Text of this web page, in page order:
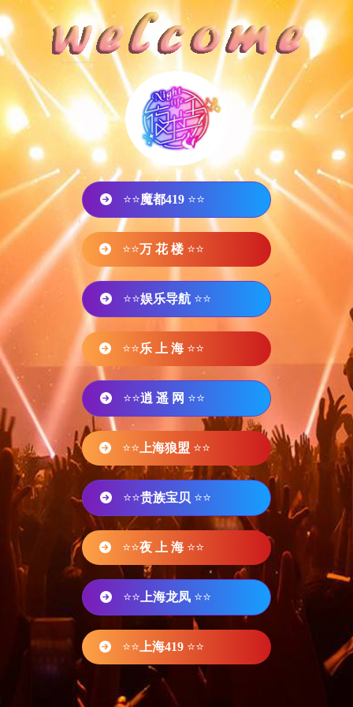
⭐⭐魔都419 ⭐⭐
⭐⭐万 花 楼 ⭐⭐
⭐⭐娱乐导航 ⭐⭐
⭐⭐乐 上 海 ⭐⭐
⭐⭐逍 遥 网 ⭐⭐
⭐⭐ 上海狼盟 ⭐⭐
⭐⭐贵族宝贝 ⭐⭐
⭐⭐夜 上 海 ⭐⭐
⭐⭐ 上海龙凤 ⭐⭐
⭐⭐ 上海419 ⭐⭐